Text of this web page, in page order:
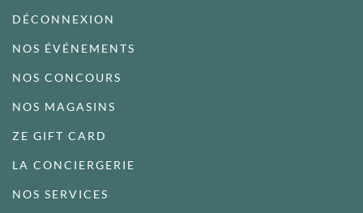
DÉCONNEXION
NOS ÉVÉNEMENTS
NOS CONCOURS
NOS MAGASINS
ZE GIFT CARD
LA CONCIERGERIE
NOS SERVICES